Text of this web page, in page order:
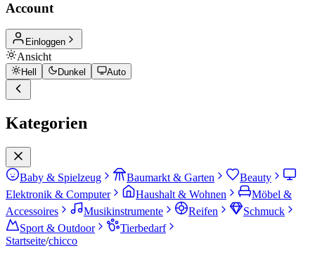
Account
Einloggen
Ansicht
Hell Dunkel Auto
Kategorien
Baby & Spielzeug Baumarkt & Garten
Beauty
Elektronik & Computer
Haushalt & Wohnen
Möbel &
Accessoires
Musikinstrumente Reifen
Schmuck
Sport & Outdoor
Tierbedarf
Startseite/chicco